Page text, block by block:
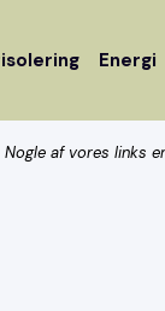
Energi
af vores links